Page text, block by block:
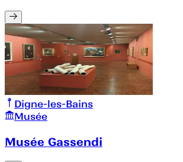
Digne-les-Bains
Musée
Musée Gassendi